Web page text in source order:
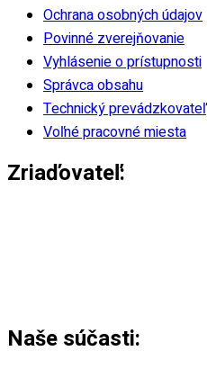
Ochrana osobných údajov
Povinné zverejňovanie
Vyhlásenie o prístupnosti
Správca obsahu
Technický prevádzkovateľ
Voľné pracovné miesta
Zriaďovateľ:
Naše súčasti: